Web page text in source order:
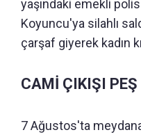
yaşındaki emekli
Koyuncu'ya silahlı
çarşaf giyerek kadın
CAMİ ÇIKIŞI PEŞ
7 Ağustos'ta